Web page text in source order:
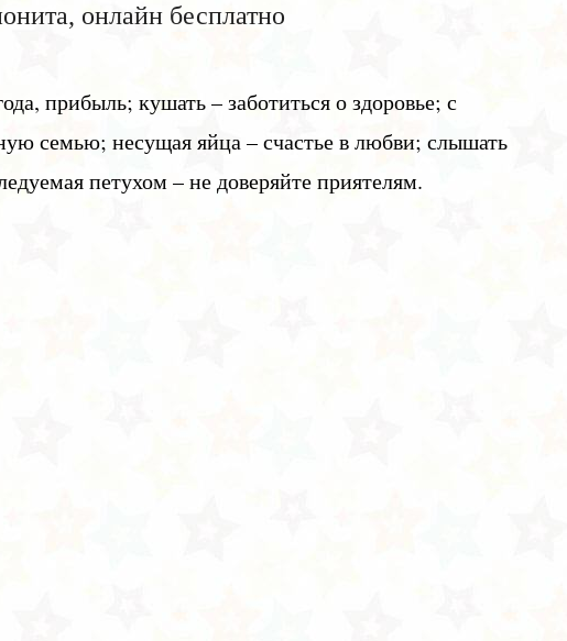
онлайн бесплатно
прибыль; кушать – заботиться о здоровье; с
семью; несущая яйца – счастье в любви; слышать
петухом – не доверяйте приятелям.